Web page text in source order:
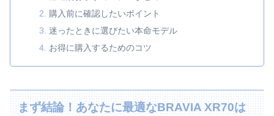
購入前に確認したいポイント
迷ったときに選びたい本命モデル
お得に購入するためのコツ
まず結論！あなたに最適なBRAVIA XR70は